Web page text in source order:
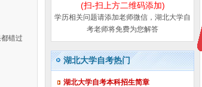
(扫-扫上方二维码添加)
学历相关问题请添加老师微信，湖北大学自
考老师将免费为您解答
湖北大学自考热门
湖北大学自考本科招生简章
错过